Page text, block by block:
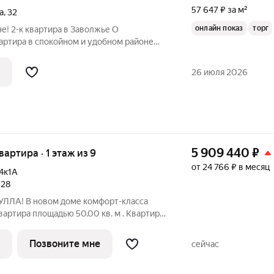
,32
2-к квартира в Заволжье О
в спокойном и удобном районе
планировка с двумя отдельными
57 647 ₽ за м²
онлайн показ торг
26 июля 2026
· 1 этаж из 9
В новом доме комфорт-класса
площадью 50.00 кв. м . Квартира
доступность и окружение
5 909 440 ₽
от 24 766 ₽ в месяц
Позвоните мне сейчас